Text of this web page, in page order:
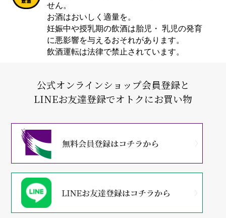
せん。
お酒はおいしく適量を。
妊娠中や授乳期の飲酒は胎児・ 乳児の発育
に悪影響を与えるおそれがあります。
飲酒運転は法律で禁止されています。
公式オンラインショップ会員登録と
LINEお友達登録でオトクにお買い物